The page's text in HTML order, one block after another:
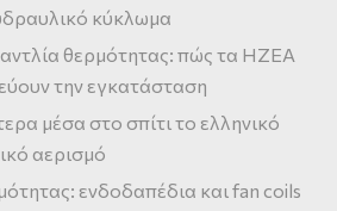
κύκλωμα
θερμότητας: πώς τα HZEA
την εγκατάσταση
μέσα στο σπίτι το ελληνικό
αερισμό
ενδοδαπέδια και fan coils